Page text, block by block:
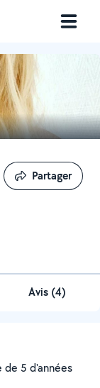
Partager
Partager
Avis (4)
5 d'années